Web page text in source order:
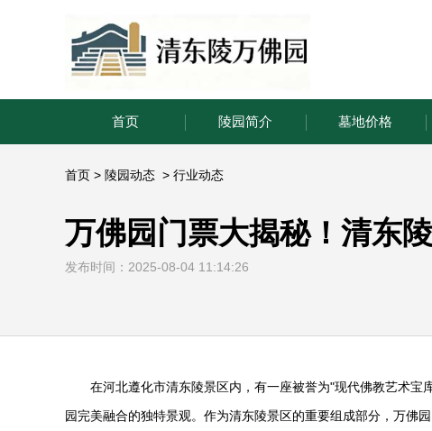
首页 陵园简介 墓地价格
首页 > 陵园动态 > 行业动态
万佛园门票大揭秘！清东
发布时间：2025-08-04 11:14:26
在河北遵化市清东陵景区内，有一座被誉为"现代佛教艺术
园完美融合的独特景观。作为清东陵景区的重要组成部分，万佛